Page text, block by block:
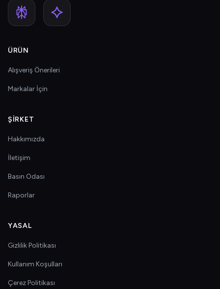
ÜRÜN
Alışveriş Önerileri
Markalar İçin
ŞIRKET
Hakkımızda
İletişim
Basın Odası
Raporlar
YASAL
Gizlilik Politikası
Kullanım Koşulları
Çerez Politikası